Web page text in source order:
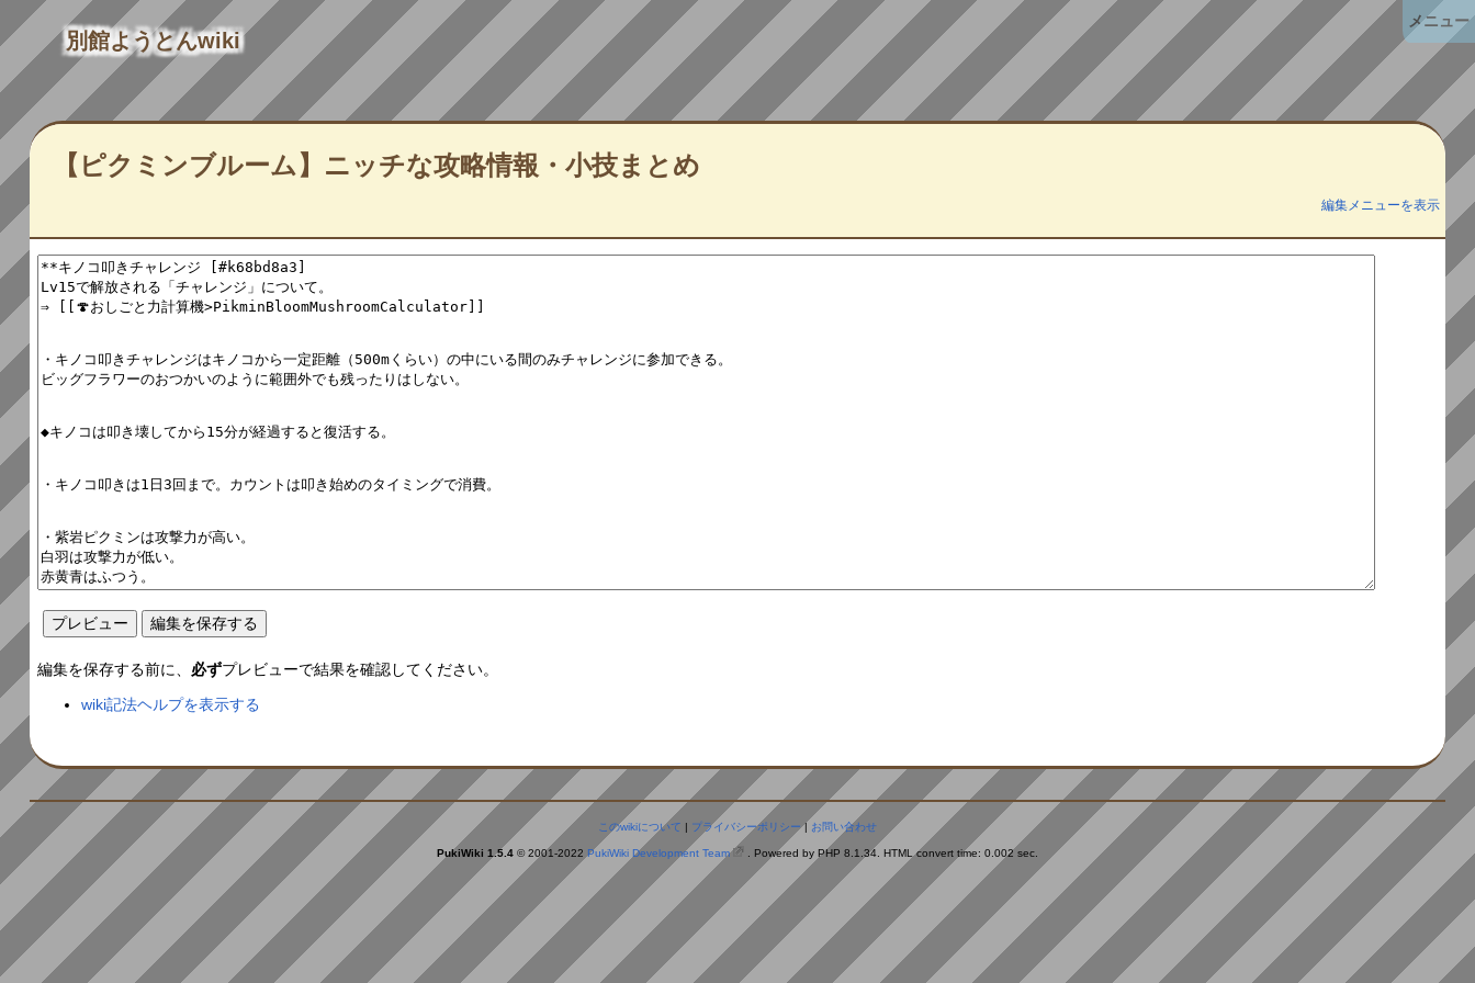
別館ようとんwiki
【ピクミンブルーム】ニッチな攻略情報・小技まとめ
編集メニューを表示
編集を保存する前に、 必ずプレビューで結果を確認してください。
wiki記法ヘルプを表示する
このwikiについて | プライバシーポリシー| お問い合わせ
PukiWiki 1.5.4 © 2001-2022 PukiWiki Development Team . Powered by PHP 8.1.34. HTML convert time: 0.002 sec.
メニュー